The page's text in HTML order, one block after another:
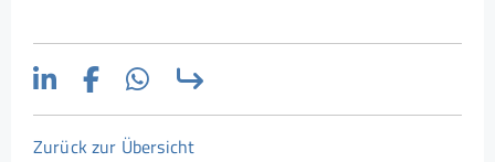
Zurück zur Übersicht